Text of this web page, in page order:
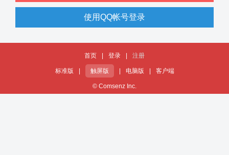
使用QQ帐号登录
首页 登录 注册
标准版 触屏版 电脑版 客户端
© Comsenz Inc.